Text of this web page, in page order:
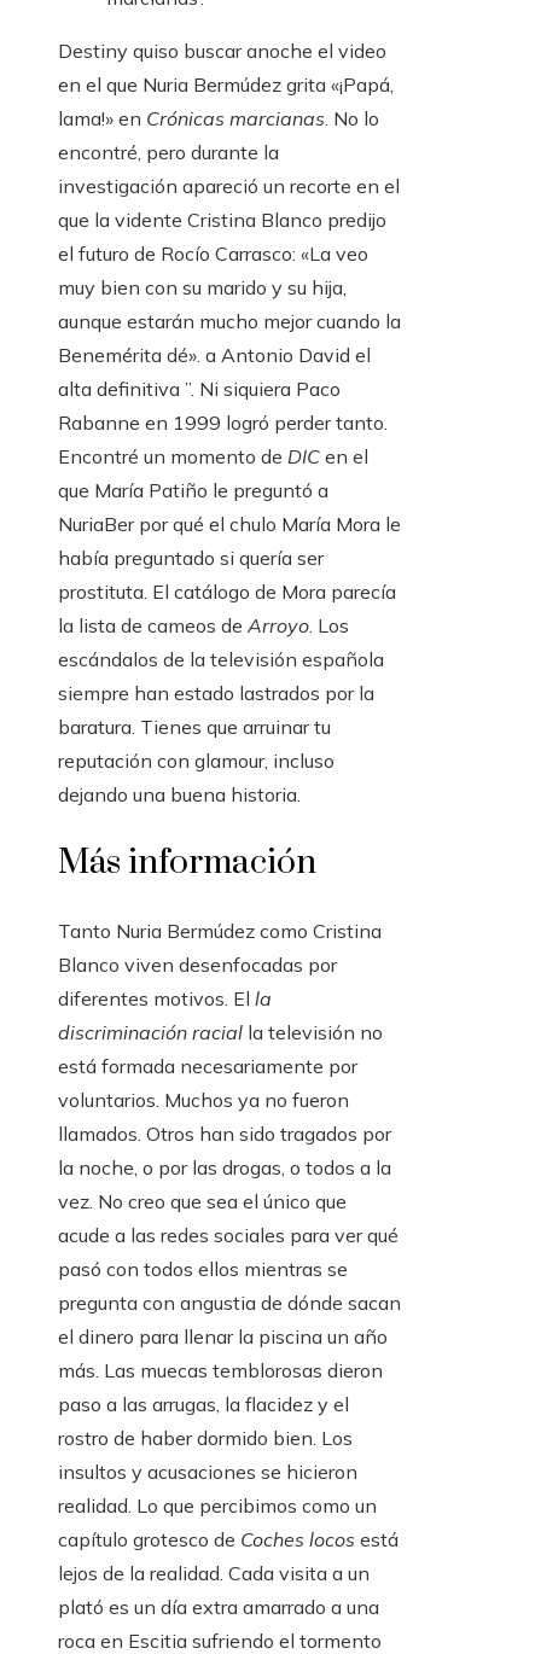
Destiny quiso buscar anoche el video
en el que Nuria Bermúdez grita «¡Papá,
lama!» en Crónicas marcianas. No lo
encontré, pero durante la
investigación apareció un recorte en el
que la vidente Cristina Blanco predijo
el futuro de Rocío Carrasco: «La veo
muy bien con su marido y su hija,
aunque estarán mucho mejor cuando la
Benemérita dé». a Antonio David el
alta definitiva ”. Ni siquiera Paco
Rabanne en 1999 logró perder tanto.
Encontré un momento de DIC en el
que María Patiño le preguntó a
NuriaBer por qué el chulo María Mora le
había preguntado si quería ser
prostituta. El catálogo de Mora parecía
la lista de cameos de Arroyo. Los
escándalos de la televisión española
siempre han estado lastrados por la
baratura. Tienes que arruinar tu
reputación con glamour, incluso
dejando una buena historia.
Más información
Tanto Nuria Bermúdez como Cristina
Blanco viven desenfocadas por
diferentes motivos. El la
discriminación racial la televisión no
está formada necesariamente por
voluntarios. Muchos ya no fueron
llamados. Otros han sido tragados por
la noche, o por las drogas, o todos a la
vez. No creo que sea el único que
acude a las redes sociales para ver qué
pasó con todos ellos mientras se
pregunta con angustia de dónde sacan
el dinero para llenar la piscina un año
más. Las muecas temblorosas dieron
paso a las arrugas, la flacidez y el
rostro de haber dormido bien. Los
insultos y acusaciones se hicieron
realidad. Lo que percibimos como un
capítulo grotesco de Coches locos está
lejos de la realidad. Cada visita a un
plató es un día extra amarrado a una
roca en Escitia sufriendo el tormento